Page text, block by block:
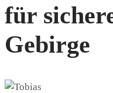
für
Gebirge